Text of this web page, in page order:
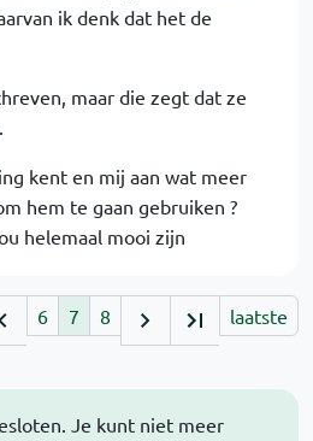
Je kunt niet meer
ik denk dat het de
maar die zegt dat ze
kent en mij aan wat meer
hem te gaan gebruiken ?
helemaal mooi zijn
6 7 8 laatste